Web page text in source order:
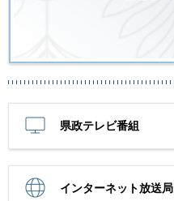
県政テレビ番組
インターネット放送局